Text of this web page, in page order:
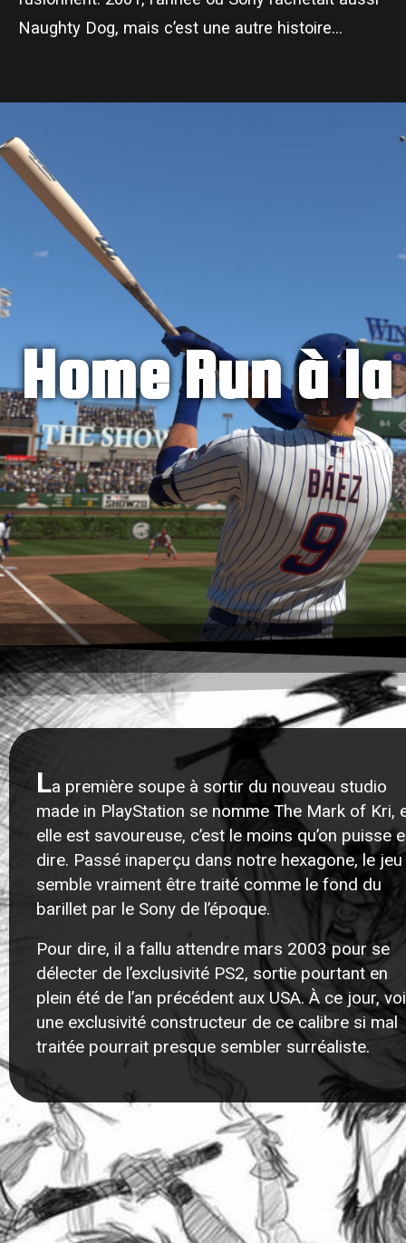
Naughty Dog, mais c’est une autre histoire…
Home Run à
La première soupe à sortir du nouveau studio
made in PlayStation se nomme The Mark of Kri,
elle est savoureuse, c’est le moins qu’on puisse
dire. Passé inaperçu dans notre hexagone, le jeu
semble vraiment être traité comme le fond du
barillet par le Sony de l’époque.
Pour dire, il a fallu attendre mars 2003 pour se
délecter de l’exclusivité PS2, sortie pourtant en
plein été de l’an précédent aux USA. À ce jour,
une exclusivité constructeur de ce calibre si mal
traitée pourrait presque sembler surréaliste.